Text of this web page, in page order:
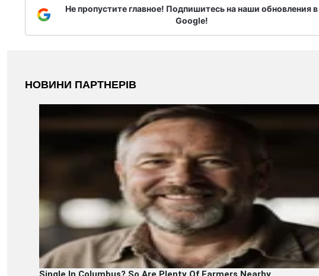
Не пропустите главное! Подпишитесь на наши обновления в
Google!